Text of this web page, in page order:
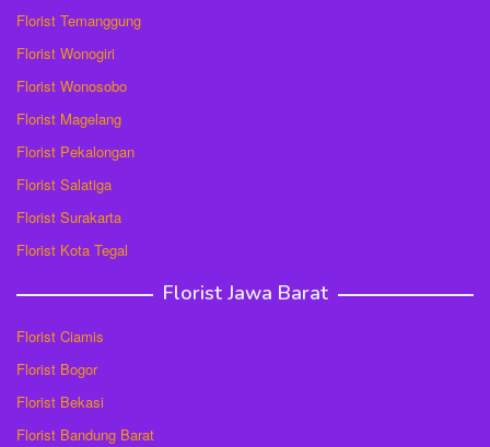
Florist Temanggung
Florist Wonogiri
Florist Wonosobo
Florist Magelang
Florist Pekalongan
Florist Salatiga
Florist Surakarta
Florist Kota Tegal
Florist Jawa Barat
Florist Ciamis
Florist Bogor
Florist Bekasi
Florist Bandung Barat